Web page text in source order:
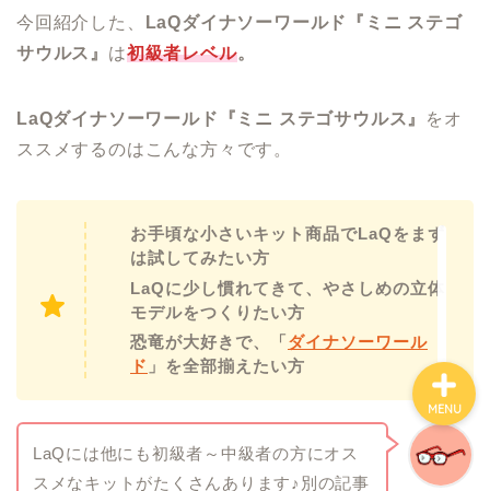
今回紹介した、 LaQダイナソーワールド『 ミニ ステゴ
サウルス 』 は初級者レベル。
LaQダイナソーワールド『 ミニ ステゴサウルス 』
をオ
ススメするのはこんな方々です。
お手頃な小さいキット商品でLaQをまず
は試してみたい方
LaQに少し慣れてきて、やさしめの立体
モデルをつくりたい方
恐竜が大好きで、「ダイナソーワール
ド 」を全部揃えたい方
LaQには他にも初級者～中級者の方にオス
スメなキットがたくさんあります♪別の記事
MENU
知育おもちゃ『LaQ』
ィール